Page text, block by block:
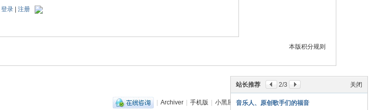
登录| 注册
本版积分规则
关闭
站长推荐 2/3
音乐人、原创歌手们的福音
| Archiver | 手机版 | 小黑屋 | 丽音音乐网(粤ICP备18151349号